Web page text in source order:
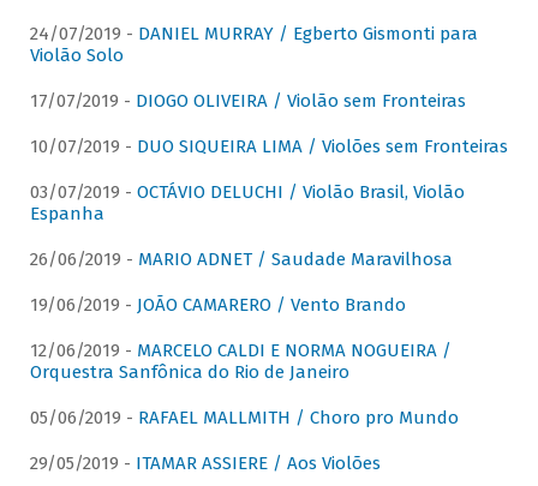
24/07/2019 - DANIEL MURRAY / Egberto Gismonti para
Violão Solo
17/07/2019 - DIOGO OLIVEIRA / Violão sem Fronteiras
10/07/2019 - DUO SIQUEIRA LIMA / Violões sem Fronteiras
03/07/2019 - OCTÁVIO DELUCHI / Violão Brasil, Violão
Espanha
26/06/2019 - MARIO ADNET / Saudade Maravilhosa
19/06/2019 - JOÃO CAMARERO / Vento Brando
12/06/2019 - MARCELO CALDI E NORMA NOGUEIRA /
Orquestra Sanfônica do Rio de Janeiro
05/06/2019 - RAFAEL MALLMITH / Choro pro Mundo
29/05/2019 - ITAMAR ASSIERE / Aos Violões